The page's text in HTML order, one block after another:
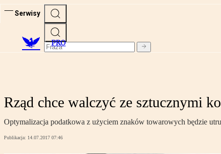
Serwisy
PRO
Rząd chce walczyć ze sztucznymi
Optymalizacja podatkowa z użyciem znaków towarowych będzie
Publikacja: 14.07.2017 07:46